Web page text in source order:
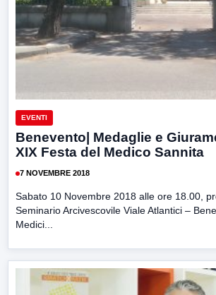
EVENTI
Benevento| Medaglie e
XIX Festa del Medico Sannita
7 NOVEMBRE 2018
Sabato 10 Novembre 2018 alle ore 18.00,
Seminario Arcivescovile Viale Atlantici –
Medici...